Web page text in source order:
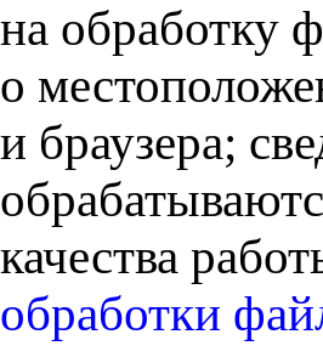
на обработку
о
и браузера;
качества
обработки